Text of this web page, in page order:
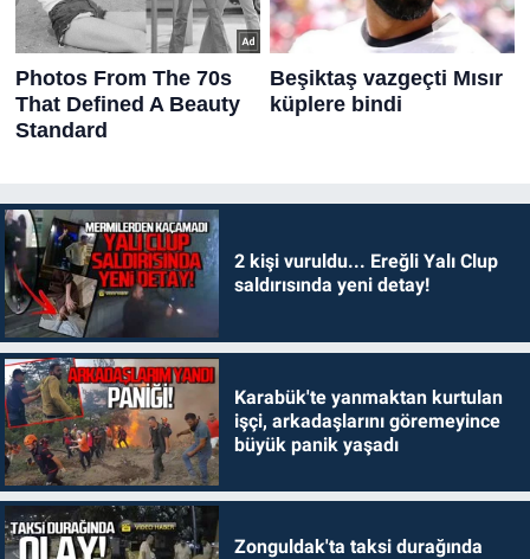
2 kişi vuruldu... Ereğli Yalı Clup
saldırısında yeni detay!
Karabük'te yanmaktan kurtulan
işçi, arkadaşlarını göremeyince
büyük panik yaşadı
Zonguldak'ta taksi durağında